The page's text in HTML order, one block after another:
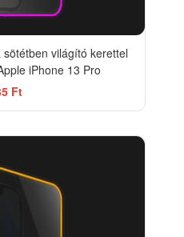
világító kerettel
iPhone 13 Pro
Ft